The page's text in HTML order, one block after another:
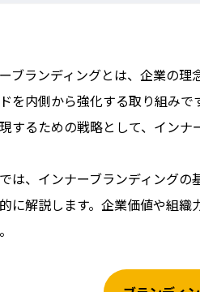
ブランディングとは、企業の
を内側から強化する取り組み
するための戦略として、インナ
は、インナーブランディング
に解説します。企業価値や組